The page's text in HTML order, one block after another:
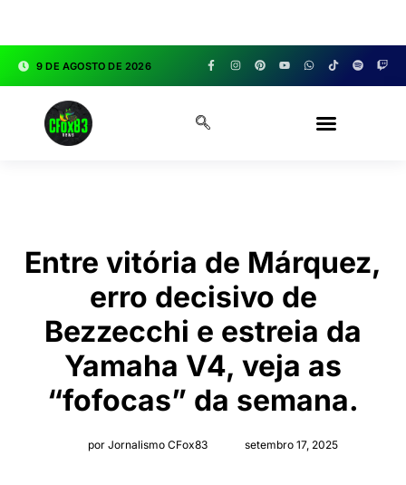
9 DE AGOSTO DE 2026
Entre vitória de Márquez,
erro decisivo de
Bezzecchi e estreia da
Yamaha V4, veja as
“fofocas” da semana.
por Jornalismo CFox83 setembro 17, 2025